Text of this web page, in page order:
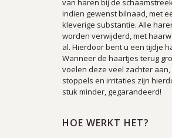
van haren bij de
indien gewenst bilnaad, met
kleverige substantie. Alle
worden verwijderd, met
al. Hierdoor bent u een tijdje
Wanneer de haartjes terug
voelen deze veel zachter aan,
stoppels en irritaties zijn
stuk minder, gegarandeerd!
HOE WERKT HET?